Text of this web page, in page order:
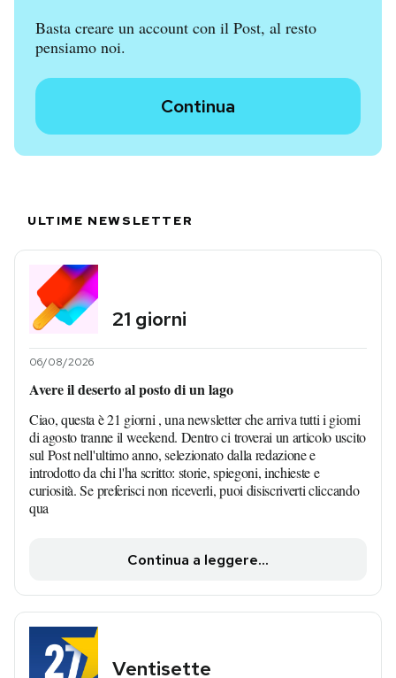
Basta creare un account con il Post, al resto
pensiamo noi.
Continua
ULTIME NEWSLETTER
21 giorni
06/08/2026
Avere il deserto al posto di un lago
Ciao, questa è 21 giorni , una newsletter che arriva tutti i giorni
di agosto tranne il weekend. Dentro ci troverai un articolo uscito
sul Post nell'ultimo anno, selezionato dalla redazione e
introdotto da chi l'ha scritto: storie, spiegoni, inchieste e
curiosità. Se preferisci non riceverli, puoi disiscriverti cliccando
qua
Continua a leggere...
Ventisette